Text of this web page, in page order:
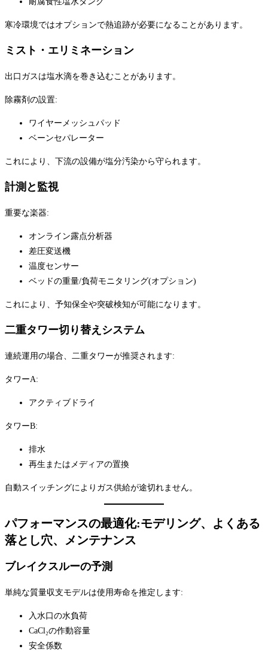
寒冷環境ではオプションで熱追跡が必要になることがあります。
ミスト・エリミネーション
出口ガスは塩水滴を巻き込むことがあります。
除霧剤の設置:
ワイヤーメッシュパッド
ベーンセパレーター
これにより、下流の設備が塩分汚染から守られます。
計測と監視
重要な楽器:
オンライン露点分析器
差圧変送機
温度センサー
ベッドの重量/負荷モニタリング(オプション)
これにより、予知保全や突破検知が可能になります。
二重タワー切り替えシステム
連続運用の場合、二重タワーが推奨されます:
タワーA:
アクティブドライ
タワーB:
排水
再生またはメディアの置換
自動スイッチングによりガス供給が途切れません。
パフォーマンスの最適化:モデリング、よくある
落とし穴、メンテナンス
ブレイクスルーの予測
単純な質量収支モデルは使用寿命を推定します:
入水口の水負荷
CaCl₂の作動容量
安全係数